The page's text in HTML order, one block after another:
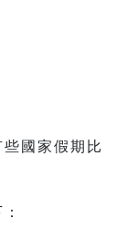
國家假期比